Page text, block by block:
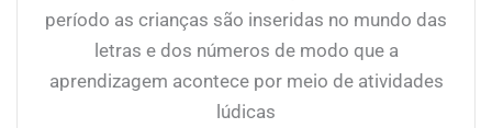
período as crianças são inseridas no mundo das
letras e dos números de modo que a
aprendizagem acontece por meio de atividades
lúdicas